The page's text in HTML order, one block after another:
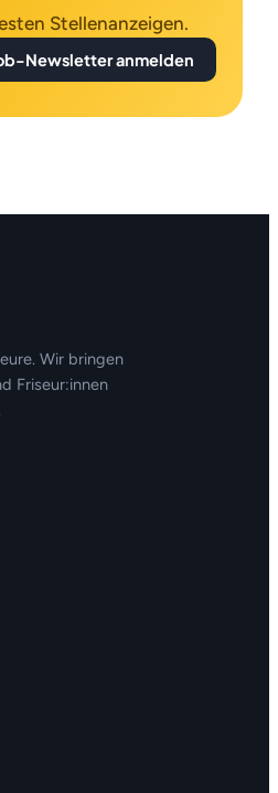
Stellenanzeigen.
Newsletter anmelden
Wir bringen
Friseur:innen